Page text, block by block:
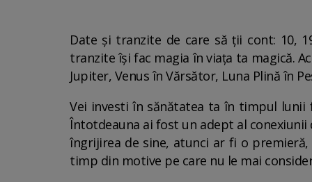
Date și tranzite de care să ții cont: 10,
tranzite își fac magia în viața ta magică.
Jupiter, Venus în Vărsător, Luna Plină în
Vei investi în sănătatea ta în timpul lunii
Întotdeauna ai fost un adept al
îngrijirea de sine, atunci ar fi o
timp din motive pe care nu le mai